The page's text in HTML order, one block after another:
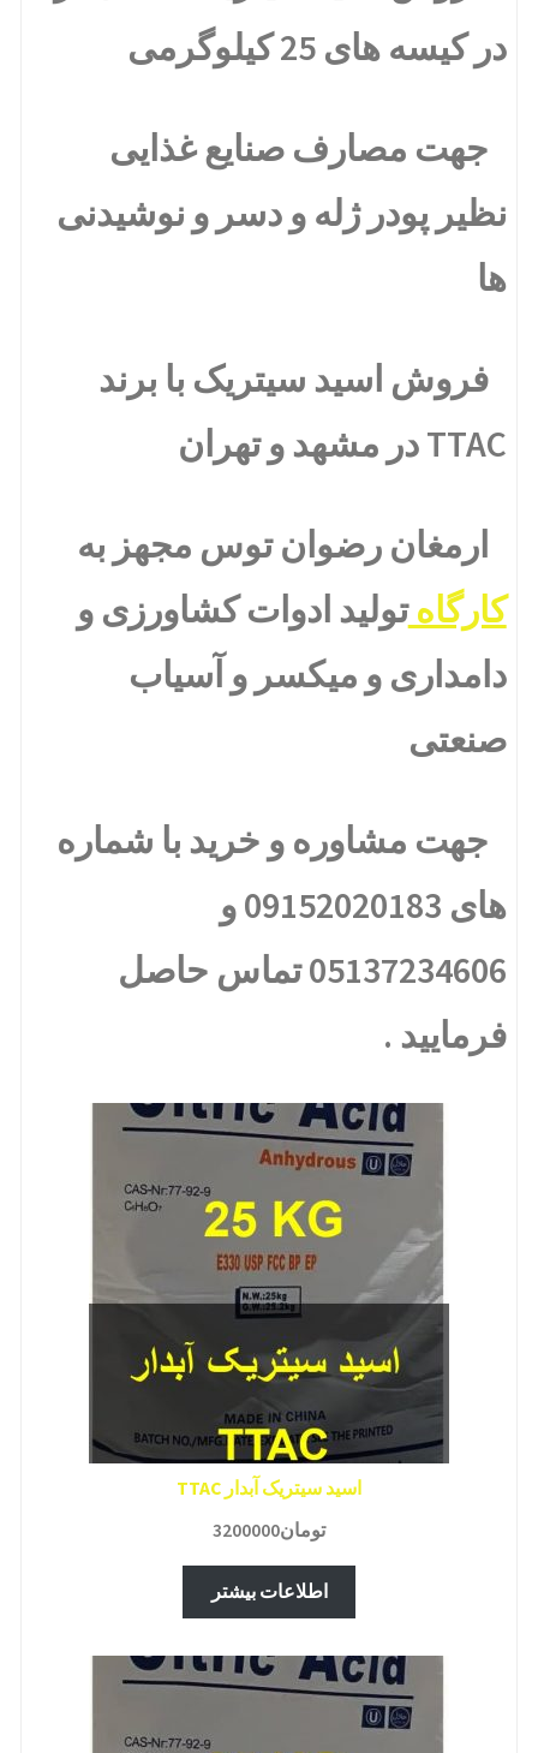
در کیسه های 25 کیلوگرمی
جهت مصارف صنایع غذایی
نظیر پودر ژله و دسر و نوشیدنی
ها
فروش اسید سیتریک با برند
TTAC در مشهد و تهران
ارمغان رضوان توس مجهز به
کارگاهتولید ادوات کشاورزی و
دامداری و میکسر و آسیاب
صنعتی
جهت مشاوره و خرید با شماره
های 09152020183 و
05137234606 تماس حاصل
فرمایید .
اسید سیتریک آبدار TTAC
تومان3200000
اطلاعات بیشتر